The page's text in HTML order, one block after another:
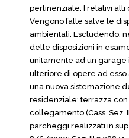
pertinenziale. I relativi atti
Vengono fatte salve le
ambientali. Escludendo,
delle disposizioni in
unitamente ad un garage
ulteriore di opere ad
una nuova sistemazione
residenziale: terrazza
collegamento (Cass. Sez.
parcheggi realizzati in